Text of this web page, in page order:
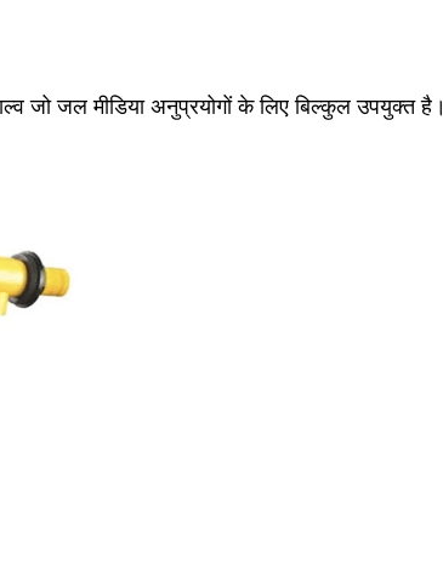
जो जल मीडिया अनुप्रयोगों के लिए बिल्कुल उपयुक्त है।